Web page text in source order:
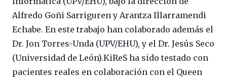
Alfredo Goñi Sarriguren y Arantza Illarramendi
Echabe. En este trabajo han colaborado además el
Dr. Jon Torres-Unda (UPV/EHU), y el Dr. Jesús Seco
(Universidad de León).KiReS ha sido testado con
pacientes reales en colaboración con el Queen